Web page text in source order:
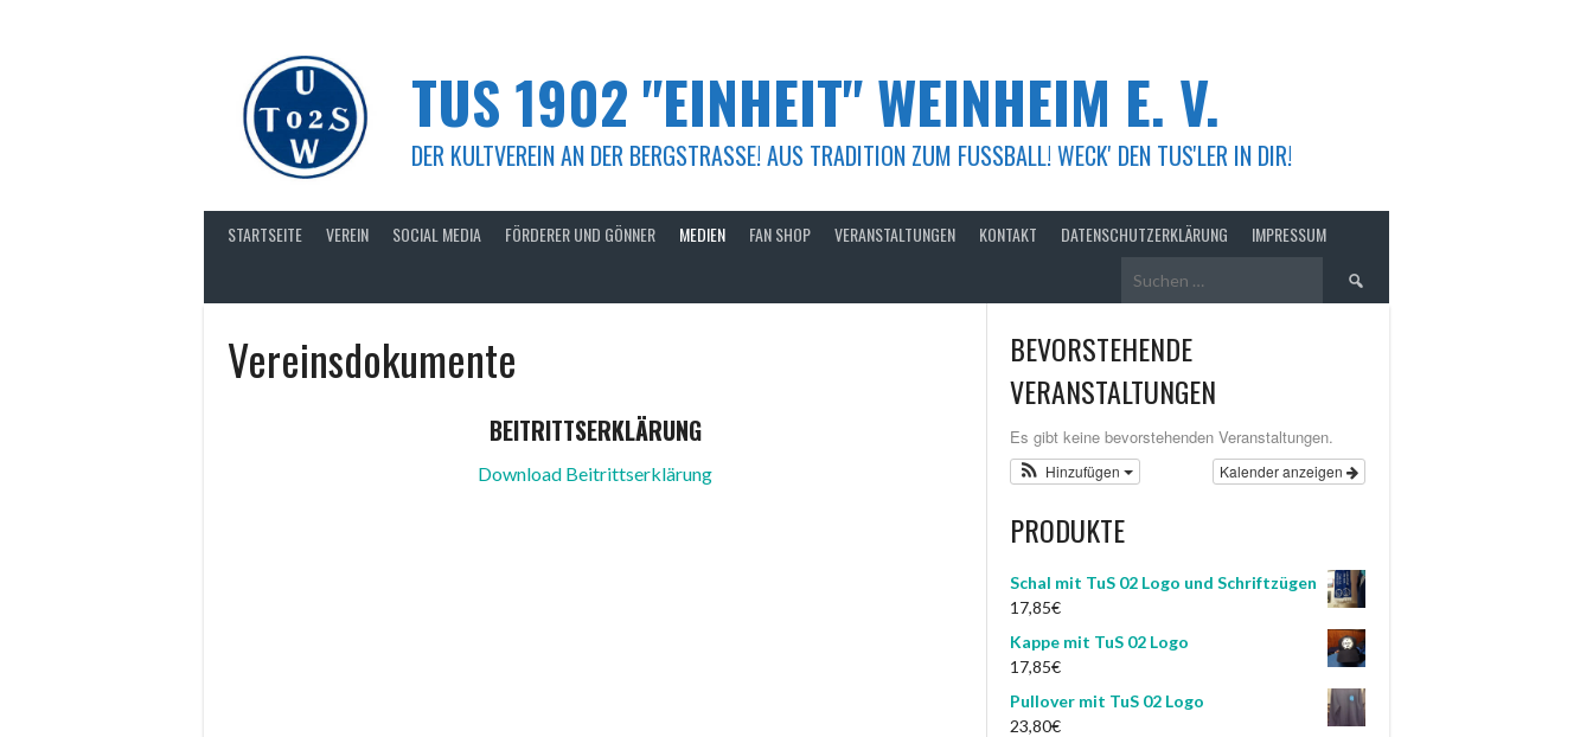
TUS 1902 "EINHEIT" WEINHEIM E. V.
DER KULTVEREIN AN DER BERGSTRASSE! AUS TRADITION ZUM FUSSBALL! WECK' DEN TUS'LER IN DIR!
STARTSEITE VEREIN SOCIAL MEDIA FÖRDERER UND GÖNNER MEDIEN FAN SHOP VERANSTALTUNGEN KONTAKT DATENSCHUTZERKLÄRUNG IMPRESSUM
Suchen
Vereinsdokumente
BEITRITTSERKLÄRUNG
Download Beitrittserklärung
BEVORSTEHENDE
VERANSTALTUNGEN
Es gibt keine bevorstehenden Veranstaltungen.
Kalender anzeigen
Hinzufügen
PRODUKTE
Schal mit TuS 02 Logo und Schriftzügen
17,85€
Kappe mit TuS 02 Logo
17,85€
Pullover mit TuS 02 Logo
23,80€